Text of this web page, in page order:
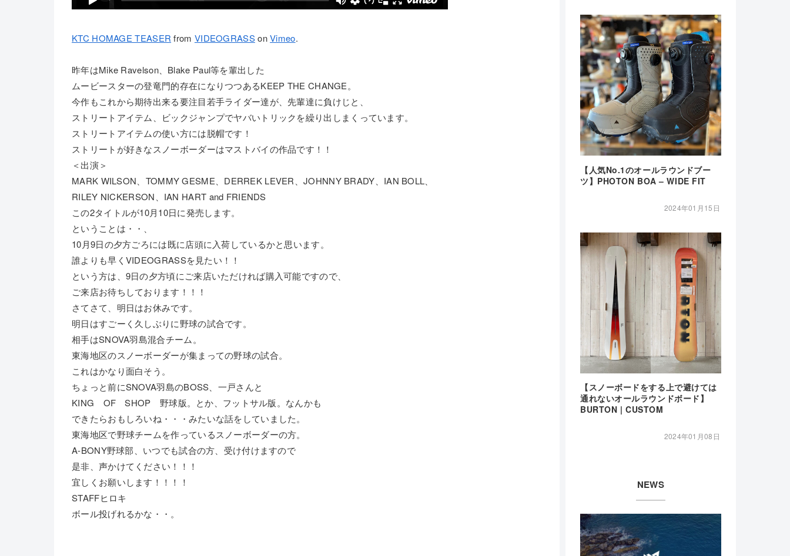
KTC HOMAGE TEASER from VIDEOGRASSonVimeo.
昨年はMike Ravelson、Blake Paul等を輩出した
ムービースターの登竜門的存在になりつつあるKEEP THE CHANGE。
今作もこれから期待出来る要注目若手ライダー達が、先輩達に負けじと、
ストリートアイテム、ビックジャンプでヤバいトリックを繰り出しまくっています。
ストリートアイテムの使い方には脱帽です！
ストリートが好きなスノーボーダーはマストバイの作品です！！
＜出演＞
MARK WILSON、TOMMY GESME、DERREK LEVER、JOHNNY BRADY、IAN BOLL、
RILEY NICKERSON、IAN HART and FRIENDS
この2タイトルが10月10日に発売します。
ということは・・、
10月9日の夕方ごろには既に店頭に入荷しているかと思います。
誰よりも早くVIDEOGRASSを見たい！！
という方は、9日の夕方頃にご来店いただければ購入可能ですので、
ご来店お待ちしております！！！
さてさて、明日はお休みです。
明日はすごーく久しぶりに野球の試合です。
相手はSNOVA羽島混合チーム。
東海地区のスノーボーダーが集まっての野球の試合。
これはかなり面白そう。
ちょっと前にSNOVA羽島のBOSS、一戸さんと
KING OF SHOP 野球版。とか、フットサル版。なんかも
できたらおもしろいね・・・みたいな話をしていました。
東海地区で野球チームを作っているスノーボーダーの方。
A-BONY野球部、いつでも試合の方、受け付けますので
是非、声かけてください！！！
宜しくお願いします！！！！
STAFFヒロキ
ボール投げれるかな・・。
【人気No.1のオールラウンドブー
ツ】PHOTON BOA – WIDE FIT
2024年01月15日
【スノーボードをする上で避けては
通れないオールラウンドボード】
BURTON | CUSTOM
2024年01月08日
NEWS